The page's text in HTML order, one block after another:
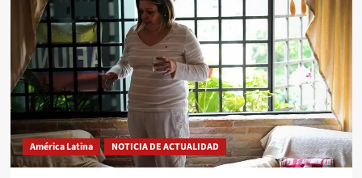
América Latina NOTICIA DE ACTUALIDAD